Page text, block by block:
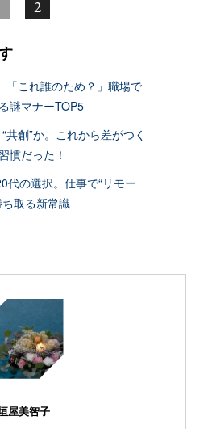
2
「これ誰のため？」職場で
謎マナーTOP5
共創”か。これから差がつく
慣だった！
代の選択。仕事で“リモー
ち取る新常識
屋美智子